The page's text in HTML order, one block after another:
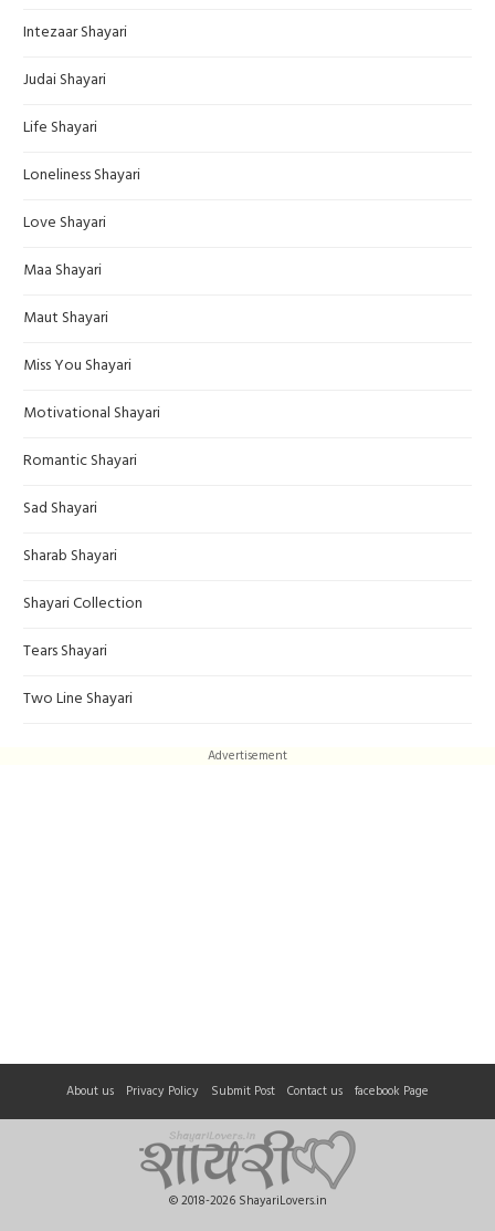
Intezaar Shayari
Judai Shayari
Life Shayari
Loneliness Shayari
Love Shayari
Maa Shayari
Maut Shayari
Miss You Shayari
Motivational Shayari
Romantic Shayari
Sad Shayari
Sharab Shayari
Shayari Collection
Tears Shayari
Two Line Shayari
Advertisement
About us Privacy Policy Submit Post Contact us facebook Page
© 2018-2026 ShayariLovers.in